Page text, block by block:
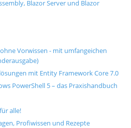
Blazor Server und Blazor
Vorwissen - mit umfangeichen
mit Entity Framework Core 7.0
PowerShell 5 – das Praxishandbuch
alle!
Profiwissen und Rezepte